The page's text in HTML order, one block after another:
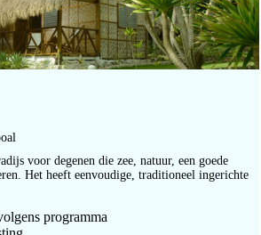
voor degenen die zee, natuur, een goede
Het heeft eenvoudige, traditioneel ingerichte
programma